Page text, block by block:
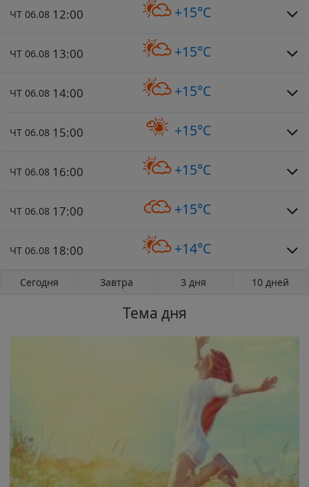
ЧТ 06.08 12:00 +15°C
ЧТ 06.08 13:00 +15°C
ЧТ 06.08 14:00 +15°C
ЧТ 06.08 15:00 +15°C
ЧТ 06.08 16:00 +15°C
ЧТ 06.08 17:00 +15°C
ЧТ 06.08 18:00 +14°C
Сегодня Завтра 3 дня 10 дней
Тема дня